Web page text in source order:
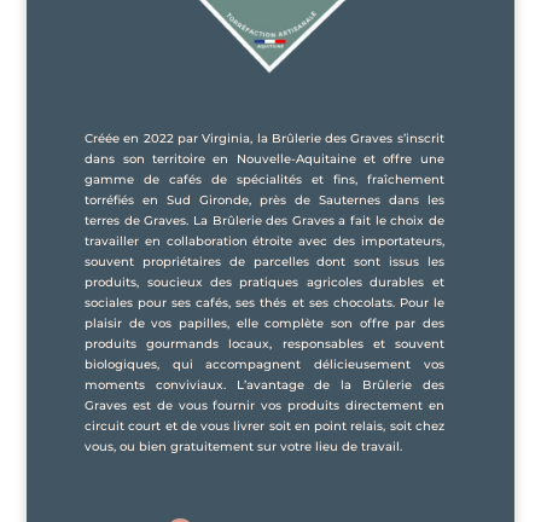
Créée en 2022 par Virginia, la Brûlerie des Graves s’inscrit
dans son territoire en Nouvelle-Aquitaine et offre une
gamme de cafés de spécialités et fins, fraîchement
torréfiés en Sud Gironde, près de Sauternes dans les
terres de Graves. La Brûlerie des Graves a fait le choix de
travailler en collaboration étroite avec des importateurs,
souvent propriétaires de parcelles dont sont issus les
produits, soucieux des pratiques agricoles durables et
sociales pour ses cafés, ses thés et ses chocolats. Pour le
plaisir de vos papilles, elle complète son offre par des
produits gourmands locaux, responsables et souvent
biologiques, qui accompagnent délicieusement vos
moments conviviaux. L’avantage de la Brûlerie des
Graves est de vous fournir vos produits directement en
circuit court et de vous livrer soit en point relais, soit chez
vous, ou bien gratuitement sur votre lieu de travail.